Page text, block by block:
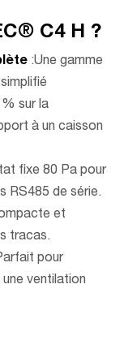
C4 H ?
:Une gamme
% sur la
à un caisson
fixe 80 Pa pour
RS485 de série.
et
tracas.
pour
ventilation